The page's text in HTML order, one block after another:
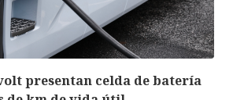
presentan celda de batería